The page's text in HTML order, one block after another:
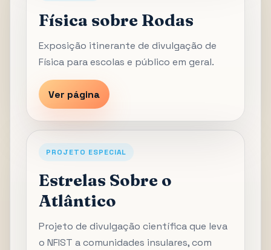
Física sobre Rodas
Exposição itinerante de divulgação de
Física para escolas e público em geral.
Ver página
PROJETO ESPECIAL
Estrelas Sobre o
Atlântico
Projeto de divulgação científica que leva
o NFIST a comunidades insulares, com